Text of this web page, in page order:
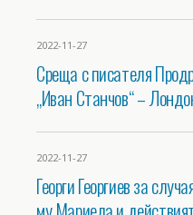
2022-11-27
Среща с писателя
„Иван Станчов“ –
2022-11-27
Георги Георгиев за